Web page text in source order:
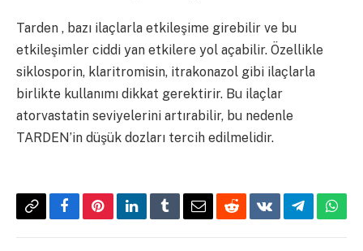
Tarden , bazı ilaçlarla etkileşime girebilir ve bu
etkileşimler ciddi yan etkilere yol açabilir. Özellikle
siklosporin, klaritromisin, itrakonazol gibi ilaçlarla
birlikte kullanımı dikkat gerektirir. Bu ilaçlar
atorvastatin seviyelerini artırabilir, bu nedenle
TARDEN’in düşük dozları tercih edilmelidir.
CopyFacebookPinterestLinkedInTumblrEmailRedditVKontakte
Telegram